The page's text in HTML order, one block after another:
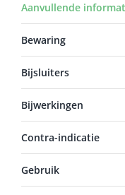
Aanvullende
Bewaring
Bijsluiters
Bijwerkingen
Contra-indicatie
Gebruik